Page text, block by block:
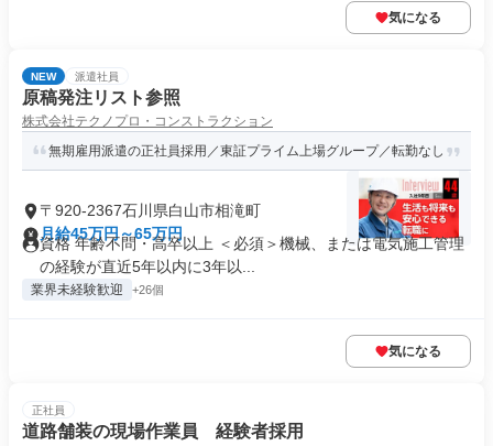
気になる
NEW 派遣社員
原稿発注リスト参照
株式会社テクノプロ・コンストラクション
無期雇用派遣の正社員採用／東証プライム上場グループ／転勤なし
〒920-2367石川県白山市相滝町
月給45万円～65万円
資格 年齢不問・高卒以上 ＜必須＞機械、または電気施工管理
の経験が直近5年以内に3年以...
業界未経験歓迎 +26個
気になる
正社員
道路舗装の現場作業員 経験者採用